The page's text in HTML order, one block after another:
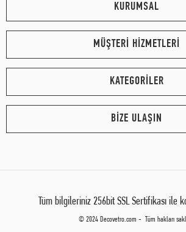
KURUMSAL
MÜŞTERİ HİZMETLERİ
KATEGORİLER
BİZE ULAŞIN
Tüm bilgileriniz 256bit SSL Sertifikası ile
© 2024 Decovetro.com - Tüm hakları